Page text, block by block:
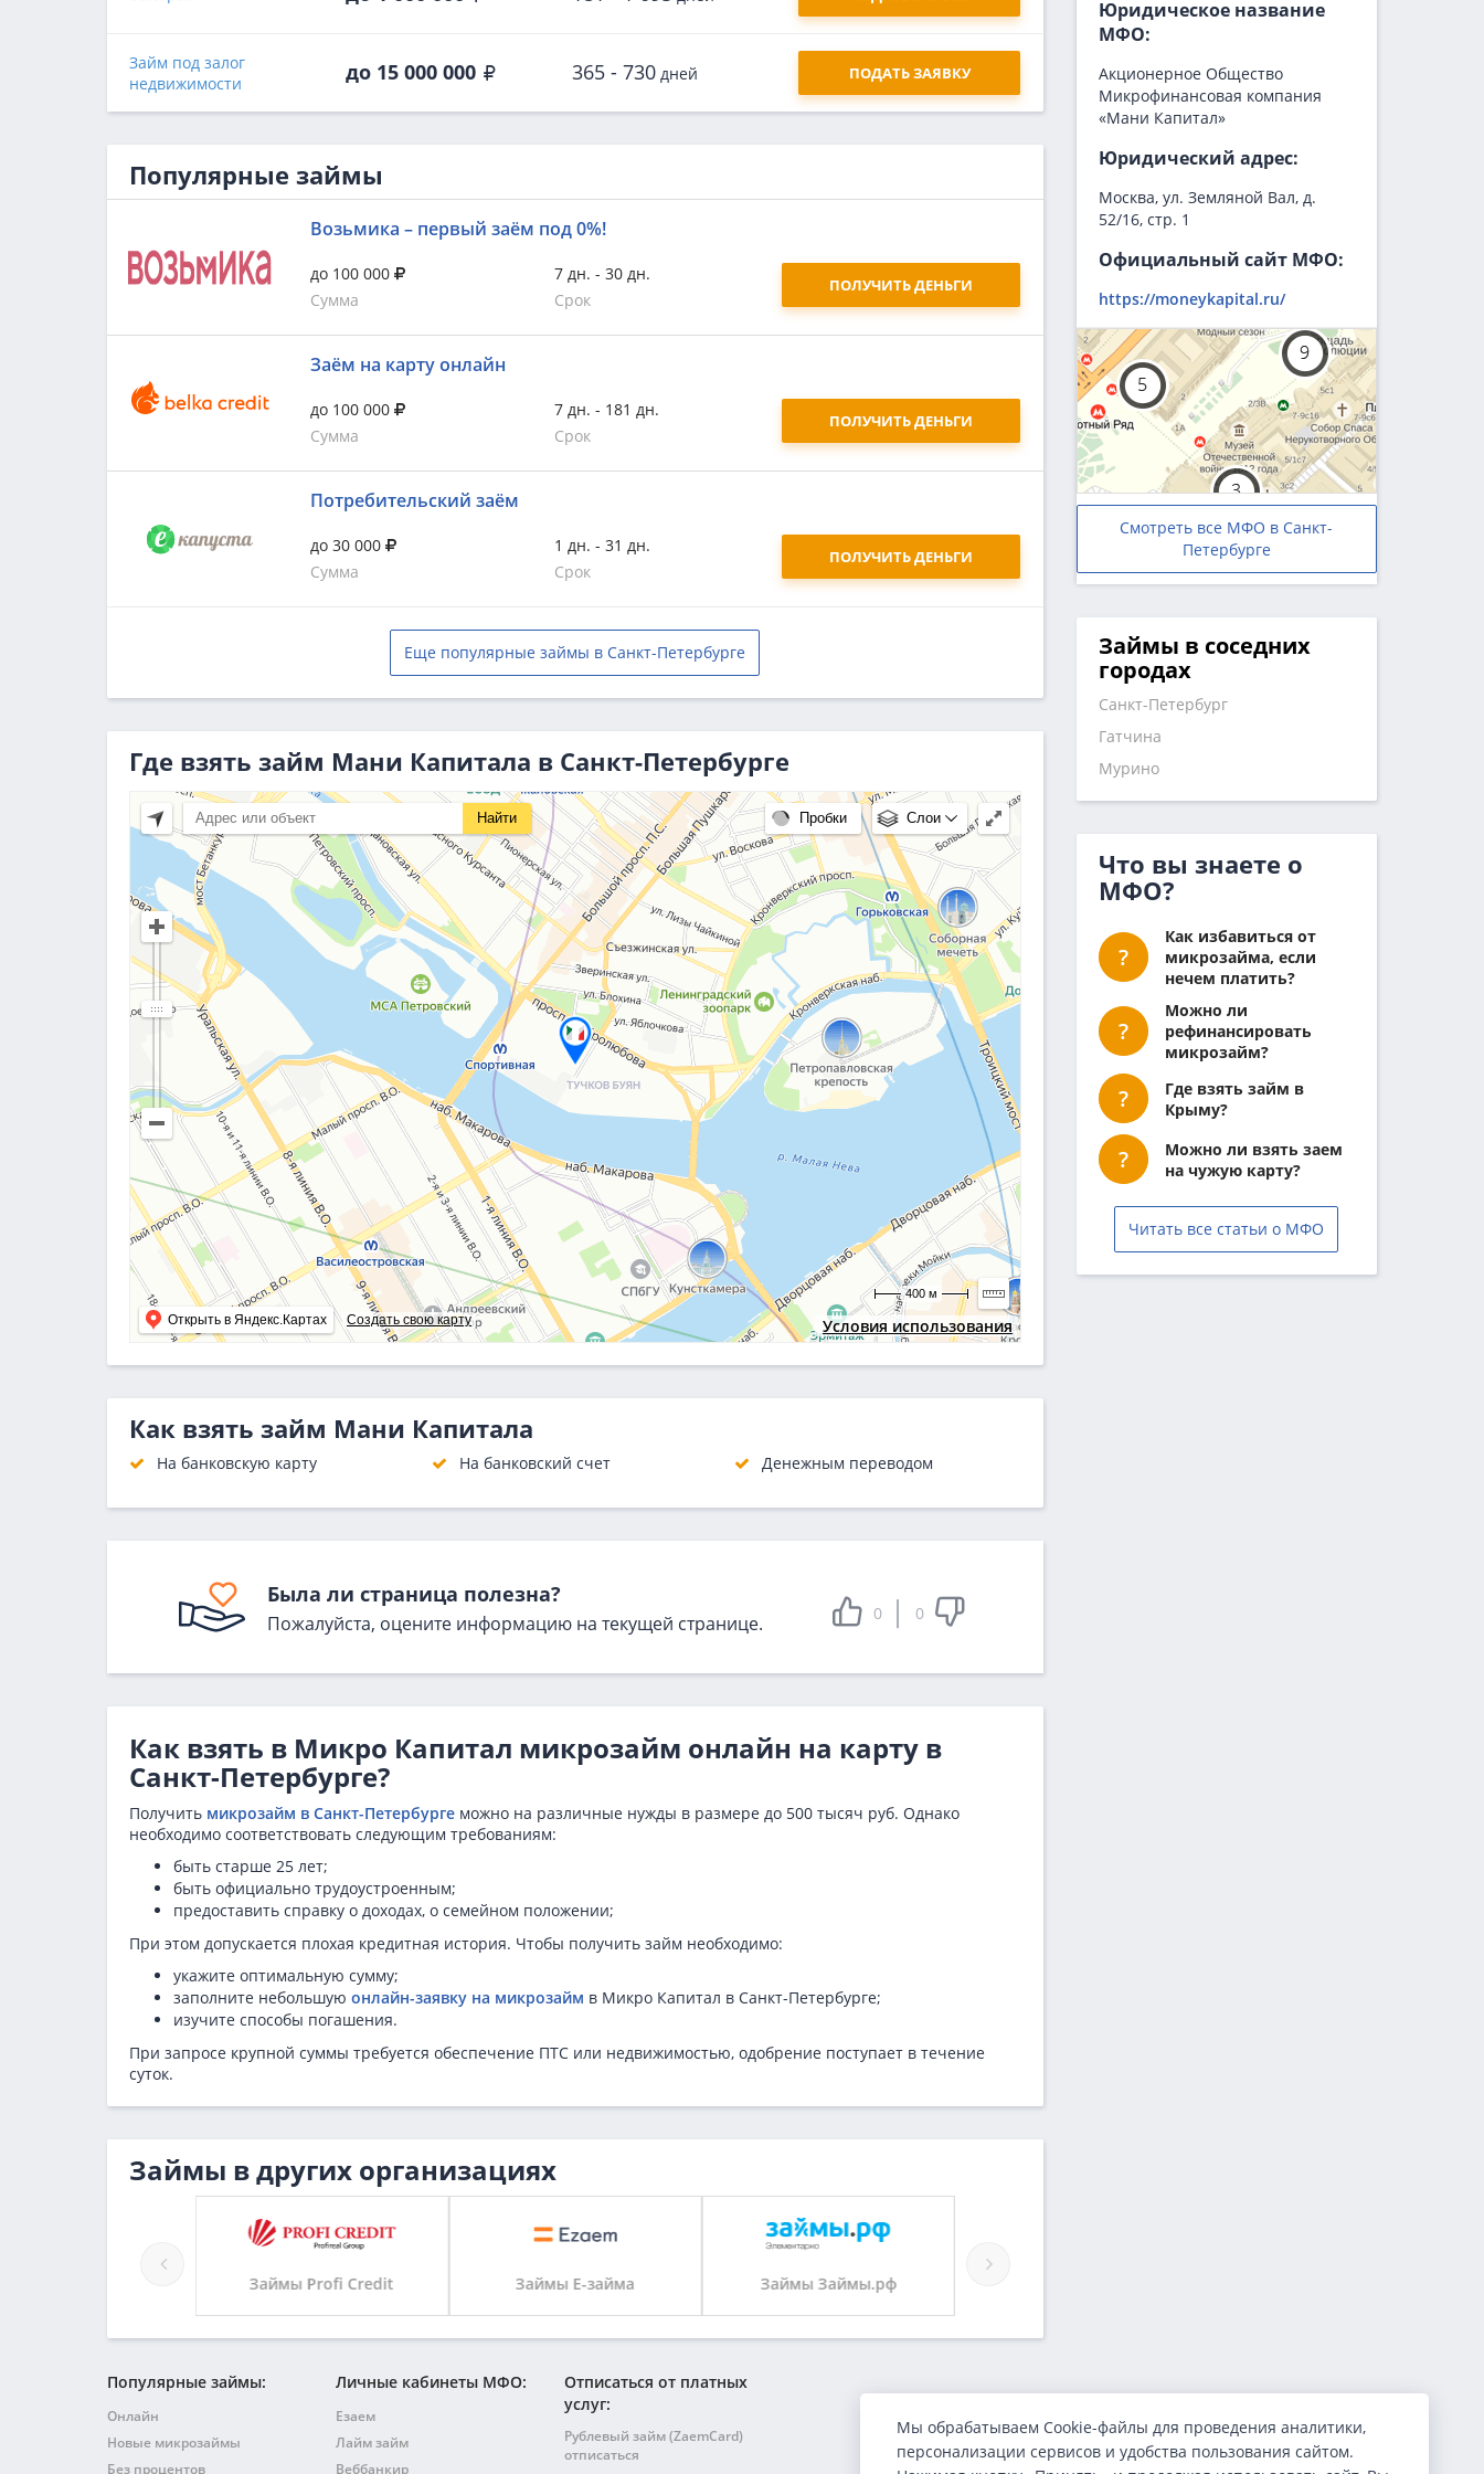
Займ под залог
недвижимости
до 15 000 000 365 - 730 дней ПОДАТЬ ЗАЯВКУ
Популярные займы
Возьмика – первый заём под 0%!
до 100 000
Сумма
7 дн. - 30 дн.
Срок
ПОЛУЧИТЬ ДЕНЬГИ
Заём на карту онлайн
до 100 000
Сумма
7 дн. - 181 дн.
Срок
ПОЛУЧИТЬ ДЕНЬГИ
Потребительский заём
до 30 000
Сумма
1 дн. - 31 дн.
Срок
ПОЛУЧИТЬ ДЕНЬГИ
Еще популярные займы в Санкт-Петербурге
Где взять займ Мани Капитала в Санкт-Петербурге
Условия использования
Открыть в Яндекс.Картах Создать свою карту
Найти Пробки Слои
400 м
Как взять займ Мани Капитала
На банковскую карту На банковский счет Денежным переводом
Была ли страница полезна?
Пожалуйста, оцените информацию на текущей странице. 0 0
Как взять в Микро Капитал микрозайм онлайн на карту в
Санкт-Петербурге?
Получить микрозайм в Санкт-Петербурге можно на различные нужды в размере до 500 тысяч руб. Однако
необходимо соответствовать следующим требованиям:
быть старше 25 лет;
быть официально трудоустроенным;
предоставить справку о доходах, о семейном положении;
При этом допускается плохая кредитная история. Чтобы получить займ необходимо:
укажите оптимальную сумму;
заполните небольшую онлайн-заявку на микрозайм в Микро Капитал в Санкт-Петербурге;
изучите способы погашения.
При запросе крупной суммы требуется обеспечение ПТС или недвижимостью, одобрение поступает в течение
суток.
Займы в других организациях
Займы Profi Credit Займы Е-займа Займы Займы.рф
Популярные займы:
Онлайн
Новые микрозаймы
Без процентов
Личные кабинеты МФО:
Езаем
Лайм займ
Веббанкир
Отписаться от платных
услуг:
Рублевый займ (ZaemCard)
отписаться
Юридическое название
МФО:
Акционерное Общество
Микрофинансовая компания
«Мани Капитал»
Юридический адрес:
Москва, ул. Земляной Вал, д.
52/16, стр. 1
Официальный сайт МФО:
https://moneykapital.ru/
Смотреть все МФО в Санкт-
Петербурге
Займы в соседних
городах
Санкт-Петербург
Гатчина
Мурино
Что вы знаете о
МФО?
Как избавиться от
микрозайма, если
нечем платить?
Можно ли
рефинансировать
микрозайм?
Где взять займ в
Крыму?
Можно ли взять заем
на чужую карту?
Читать все статьи о МФО
Мы обрабатываем Cookie-файлы для проведения аналитики,
персонализации сервисов и удобства пользования сайтом.